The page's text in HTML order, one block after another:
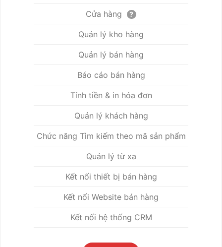
Cửa hàng ?
Quản lý kho hàng
Quản lý bán hàng
Báo cáo bán hàng
Tính tiền & in hóa đơn
Quản lý khách hàng
Chức năng Tìm kiếm theo mã sản phẩm
Quản lý từ xa
Kết nối thiết bị bán hàng
Kết nối Website bán hàng
Kết nối hệ thống CRM